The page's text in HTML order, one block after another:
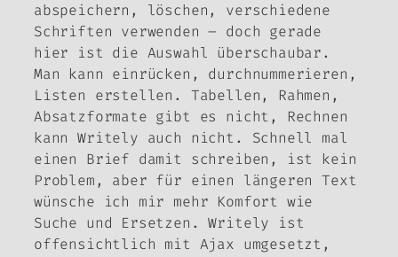
abspeichern, löschen, verschiedene
Schriften verwenden – doch gerade
hier ist die Auswahl überschaubar.
Man kann einrücken, durchnummerieren,
Listen erstellen. Tabellen, Rahmen,
Absatzformate gibt es nicht, Rechnen
kann Writely auch nicht. Schnell mal
einen Brief damit schreiben, ist kein
Problem, aber für einen längeren Text
wünsche ich mir mehr Komfort wie
Suche und Ersetzen. Writely ist
offensichtlich mit Ajax umgesetzt,